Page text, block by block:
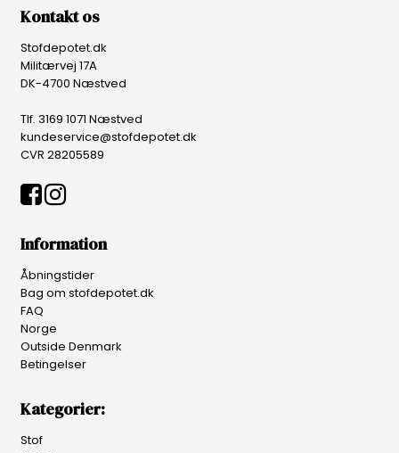
Kontakt os
Stofdepotet.dk
Militærvej 17A
DK-4700 Næstved
Tlf. 3169 1071 Næstved
kundeservice@stofdepotet.dk
CVR 28205589
Information
Åbningstider
Bag om stofdepotet.dk
FAQ
Norge
Outside Denmark
Betingelser
Kategorier:
Stof